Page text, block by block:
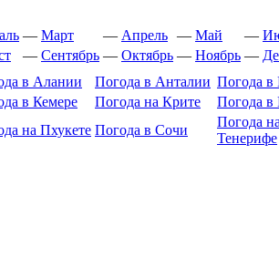
— Март — Апрель — Май —
— Сентябрь — Октябрь — Ноябрь —
в Алании Погода в Анталии Погода в
в Кемере
Погода на Крите
Погода
на Пхукете Погода в Сочи
Погода
Тенерифе